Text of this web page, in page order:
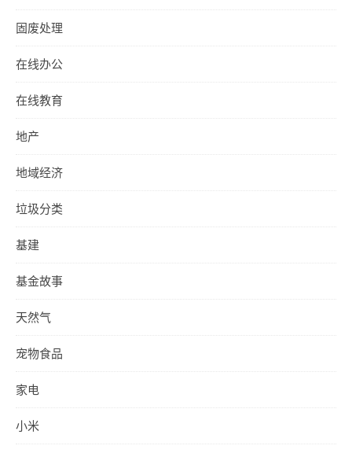
固废处理
在线办公
在线教育
地产
地域经济
垃圾分类
基建
基金故事
天然气
宠物食品
家电
小米